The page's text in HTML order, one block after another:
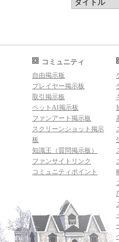
コミュニティ
自由掲示板
プレイヤー掲示板
取引掲示板
ペットAI掲示板
ファンアート掲示板
スクリーンショット掲示
板
知識王（質問掲示板）
ファンサイトリンク
コミュニティポイント